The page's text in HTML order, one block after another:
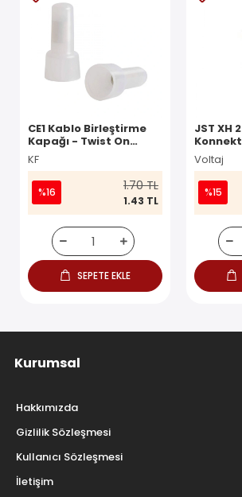
CE1 Kablo Birleştirme
Kapağı - Twist On
Konnektör
KF
%16 1.70 TL
1.43 TL
SEPETE EKLE
JST XH
Voltaj
%15
Kurumsal
Hakkımızda
Gizlilik Sözleşmesi
Kullanıcı Sözleşmesi
İletişim